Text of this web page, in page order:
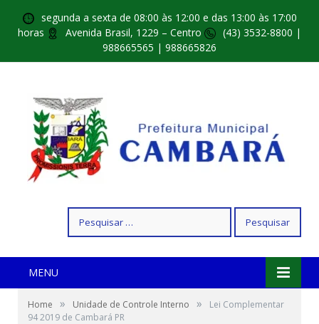
segunda a sexta de 08:00 às 12:00 e das 13:00 às 17:00
horas
Avenida Brasil, 1229 – Centro
(43) 3532-8800 |
988665565 | 988665826
por:
MENU
Home » Unidade de Controle Interno »
Lei Complementar
94 2019 de Cambará PR